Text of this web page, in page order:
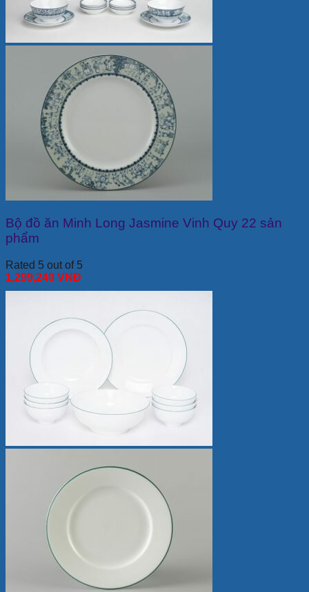
Bộ đồ ăn Minh Long Jasmine Vinh Quy 22 sản
phẩm
Rated 5 out of 5
1,299,240 VNĐ